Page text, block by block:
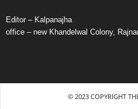
Editor – Kalpanajha
office – new Khandelwal Colony,
© 2023 COPYRIGHT